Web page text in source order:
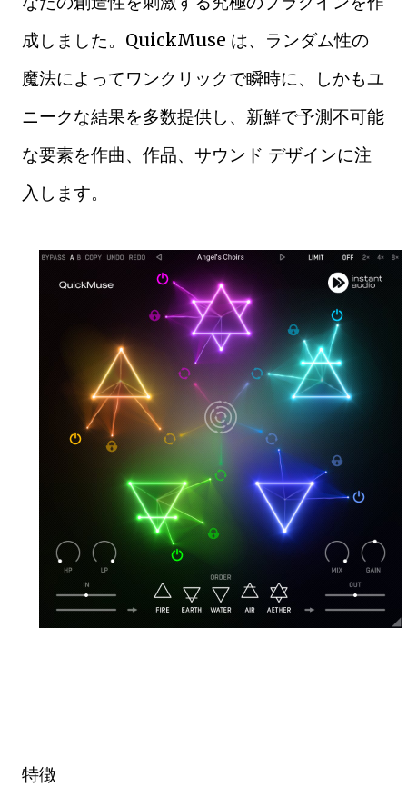
成しました。QuickMuse は、ランダム性の
魔法によってワンクリックで瞬時に、しかもユ
ニークな結果を多数提供し、新鮮で予測不可能
な要素を作曲、作品、サウンド デザインに注
入します。
特徴